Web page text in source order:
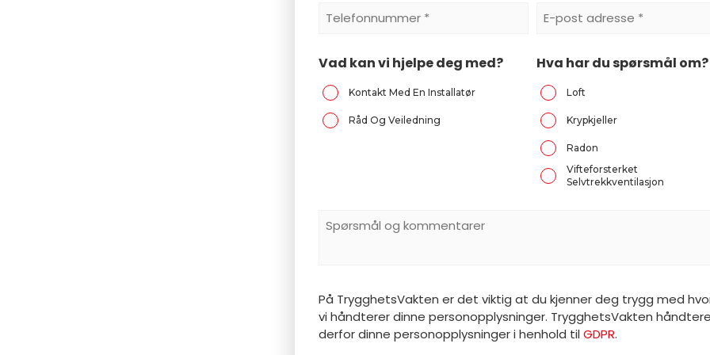
Telefonnummer
E-
*
Vad kan vi hjelpe deg med?
Kontakt Med En Installatør
Råd Og Veiledning
Hva har du spørsmål om?
Loft
Krypkjeller
Radon
Vifteforsterket
Selvtrekkventilasjon
Spørsmål
På TrygghetsVakten er det viktig at du kjenner deg trygg med
vi håndterer dinne personopplysninger. TrygghetsVakten
derfor dinne personopplysninger i henhold til GDPR.